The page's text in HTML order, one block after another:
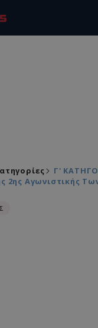
Γ'
2ης Αγωνιστικής